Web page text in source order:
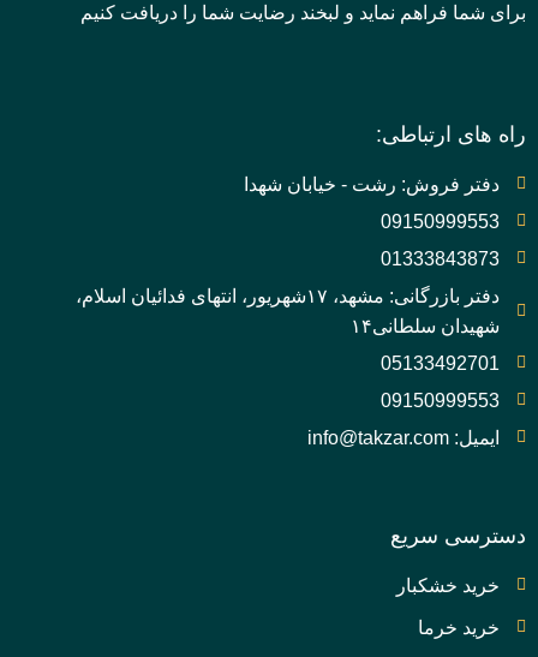
برای شما فراهم نماید و لبخند رضایت شما را دریافت کنیم
راه های ارتباطی:
دفتر فروش: رشت - خیابان شهدا
09150999553
01333843873
دفتر بازرگانی: مشهد، ۱۷شهریور، انتهای فدائیان اسلام،
شهیدان سلطانی۱۴
05133492701
09150999553
ایمیل: info@takzar.com
دسترسی سریع
خرید خشکبار
خرید خرما